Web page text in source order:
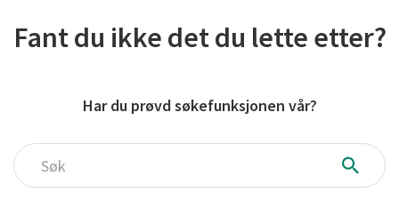
Fant du ikke det du lette etter?
Har du prøvd søkefunksjonen vår?
Søk